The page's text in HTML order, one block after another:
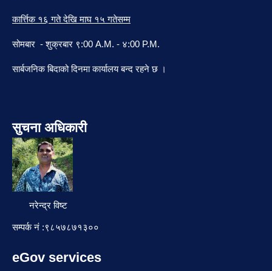
कार्त्तिक १६ गते देखि माघ १५ गतेसम्म
सोमबार - शुक्रबार ९:00 A.M. - ४:00 P.M.
सार्बजनिक बिदाको दिनमा कार्यालय बन्द रहने छ ।
सुचना अधिकारी
नरेन्द्र विष्ट
सम्पर्क नं :९८५७८७१३००
eGov services